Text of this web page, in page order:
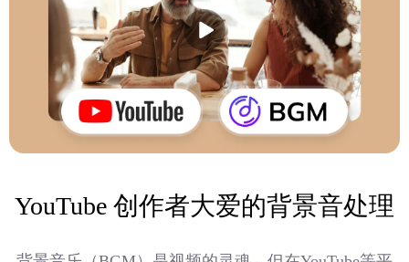
YouTube 创作者大爱的背景音处理